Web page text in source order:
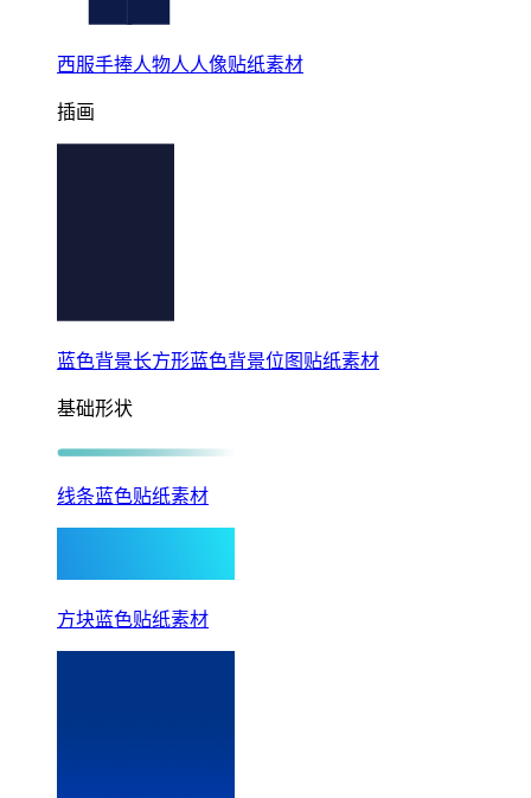
西服手捧人物人人像贴纸素材
插画
蓝色背景长方形蓝色背景位图贴纸素材
基础形状
线条蓝色贴纸素材
方块蓝色贴纸素材